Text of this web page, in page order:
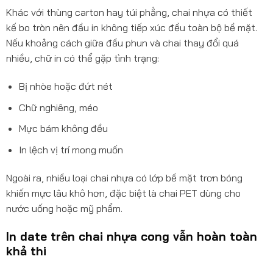
Khác với thùng carton hay túi phẳng, chai nhựa có thiết
kế bo tròn nên đầu in không tiếp xúc đều toàn bộ bề mặt.
Nếu khoảng cách giữa đầu phun và chai thay đổi quá
nhiều, chữ in có thể gặp tình trạng:
Bị nhòe hoặc đứt nét
Chữ nghiêng, méo
Mực bám không đều
In lệch vị trí mong muốn
Ngoài ra, nhiều loại chai nhựa có lớp bề mặt trơn bóng
khiến mực lâu khô hơn, đặc biệt là chai PET dùng cho
nước uống hoặc mỹ phẩm.
In date trên chai nhựa cong vẫn hoàn toàn
khả thi